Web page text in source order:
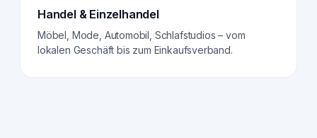
Handel & Einzelhandel
Möbel, Mode, Automobil, Schlafstudios – vom
lokalen Geschäft bis zum Einkaufsverband.